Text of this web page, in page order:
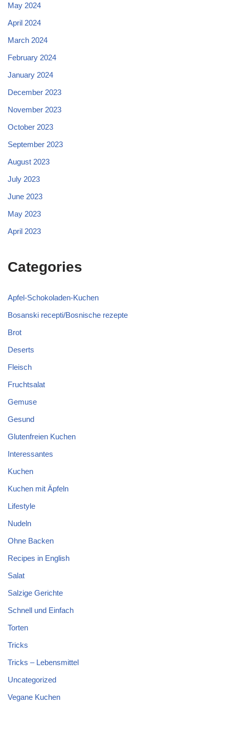
May 2024
April 2024
March 2024
February 2024
January 2024
December 2023
November 2023
October 2023
September 2023
August 2023
July 2023
June 2023
May 2023
April 2023
Categories
Apfel-Schokoladen-Kuchen
Bosanski recepti/Bosnische rezepte
Brot
Deserts
Fleisch
Fruchtsalat
Gemuse
Gesund
Glutenfreien Kuchen
Interessantes
Kuchen
Kuchen mit Äpfeln
Lifestyle
Nudeln
Ohne Backen
Recipes in English
Salat
Salzige Gerichte
Schnell und Einfach
Torten
Tricks
Tricks – Lebensmittel
Uncategorized
Vegane Kuchen